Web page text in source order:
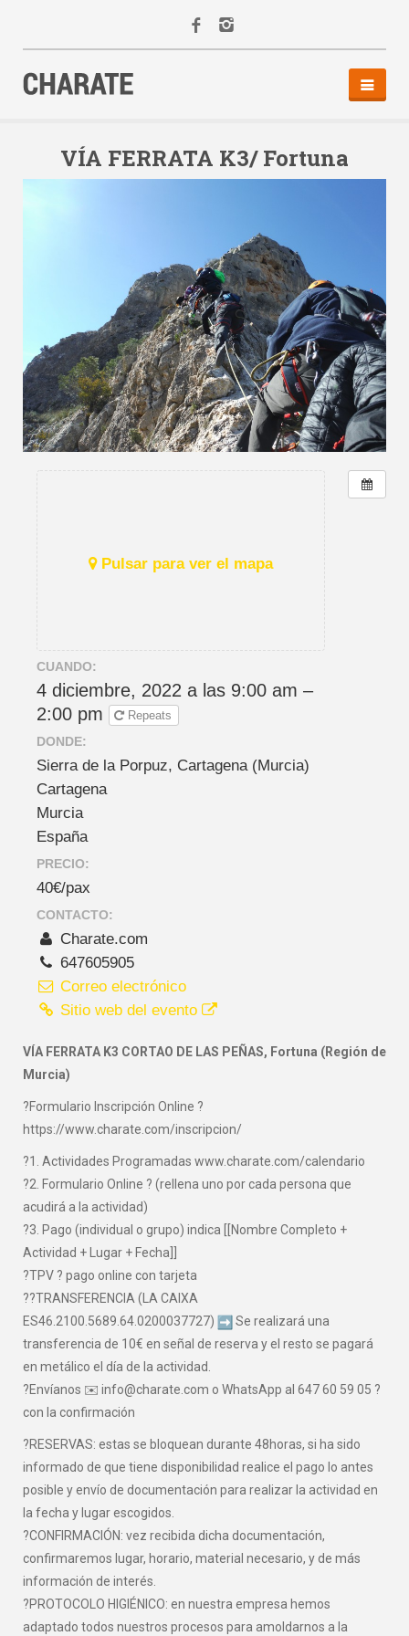
AGENDA
ACTIVIDADES
VÍA FERRATA K3/ Fortuna
Pulsar para ver el mapa
CUANDO:
4 diciembre, 2022 a las 9:00 am –
2:00 pm
Repeats
DONDE:
Sierra de la Porpuz, Cartagena (Murcia)
Cartagena
Murcia
España
PRECIO:
40€/pax
CONTACTO:
Charate.com
647605905
Correo electrónico
Sitio web del evento
VÍA FERRATA K3 CORTAO DE LAS PEÑAS, Fortuna (Región de
Murcia)
?Formulario Inscripción Online ?
https://www.charate.com/inscripcion/
?1. Actividades Programadas www.charate.com/calendario
?2. Formulario Online ? (rellena uno por cada persona que
acudirá a la actividad)
?3. Pago (individual o grupo) indica [[Nombre Completo +
Actividad + Lugar + Fecha]]
?TPV ? pago online con tarjeta
??TRANSFERENCIA (LA CAIXA
ES46.2100.5689.64.0200037727)
Se realizará una
transferencia de 10€ en señal de reserva y el resto se pagará
en metálico el día de la actividad.
?Envíanos ✉️ info@charate.com o WhatsApp al 647 60 59 05 ?
con la confirmación
?RESERVAS: estas se bloquean durante 48horas, si ha sido
informado de que tiene disponibilidad realice el pago lo antes
posible y envío de documentación para realizar la actividad en
la fecha y lugar escogidos.
?CONFIRMACIÓN: vez recibida dicha documentación,
confirmaremos lugar, horario, material necesario, y de más
información de interés.
?PROTOCOLO HIGIÉNICO: en nuestra empresa hemos
adaptado todos nuestros procesos para amoldarnos a la